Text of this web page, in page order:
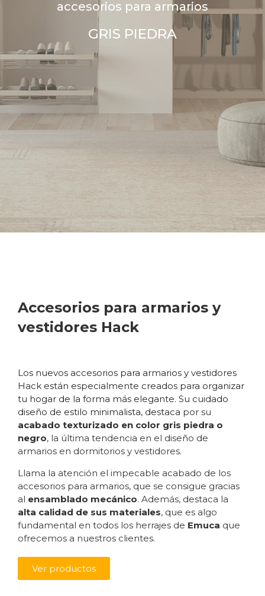
accesorios para armarios
GRIS PIEDRA
Accesorios para armarios y
vestidores Hack
Los nuevos accesorios para armarios y vestidores
Hack están especialmente creados para organizar
tu hogar de la forma más elegante. Su cuidado
diseño de estilo minimalista, destaca por su
acabado texturizado en color gris piedra o
negro, la última tendencia en el diseño de
armarios en dormitorios y vestidores.
Llama la atención el impecable acabado de los
accesorios para armarios, que se consigue gracias
al ensamblado mecánico. Además, destaca la
alta calidad de sus materiales, que es algo
fundamental en todos los herrajes de Emuca que
ofrecemos a nuestros clientes.
Ver productos